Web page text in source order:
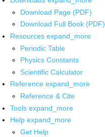
Download Page (PDF)
Download Full Book (PDF)
Resources expand_more
Periodic Table
Physics Constants
Scientific Calculator
Reference expand_more
Reference & Cite
Tools expand_more
Help expand_more
Get Help